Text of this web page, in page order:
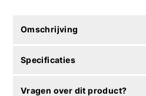
Omschrijving
Specificaties
Vragen over dit product?